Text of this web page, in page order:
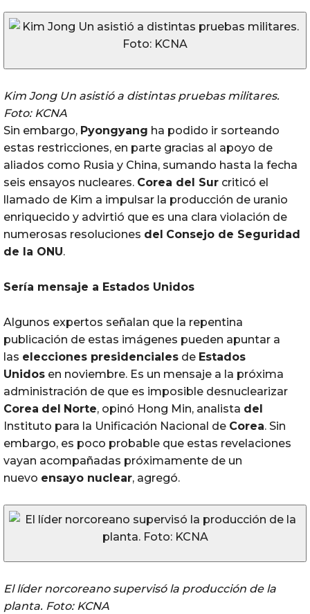
Kim Jong Un asistió a distintas pruebas militares.
Foto: KCNA
Sin embargo, Pyongyang ha podido ir sorteando
estas restricciones, en parte gracias al apoyo de
aliados como Rusia y China, sumando hasta la fecha
seis ensayos nucleares. Corea del Sur criticó el
llamado de Kim a impulsar la producción de uranio
enriquecido y advirtió que es una clara violación de
numerosas resoluciones del Consejo de Seguridad
de la ONU.
Sería mensaje a Estados Unidos
Algunos expertos señalan que la repentina
publicación de estas imágenes pueden apuntar a
las elecciones presidenciales de Estados
Unidos en noviembre. Es un mensaje a la próxima
administración de que es imposible desnuclearizar
Corea del Norte, opinó Hong Min, analista del
Instituto para la Unificación Nacional de Corea. Sin
embargo, es poco probable que estas revelaciones
vayan acompañadas próximamente de un
nuevo ensayo nuclear, agregó.
El líder norcoreano supervisó la producción de la
planta. Foto: KCNA